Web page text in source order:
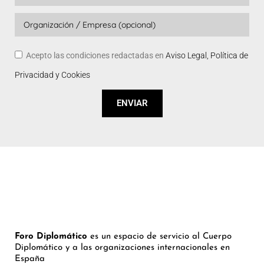
Acepto las condiciones redactadas en Aviso Legal, Política de
Privacidad y Cookies
ENVIAR
Foro Diplomático es un espacio de servicio al Cuerpo
Diplomático y a las organizaciones internacionales en
España